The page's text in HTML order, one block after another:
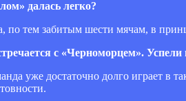
далась легко?
по тем забитым шести мячам, в
с «Черноморцем». Успели
уже достаточно долго играет в